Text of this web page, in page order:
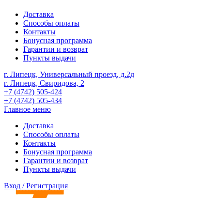
Доставка
Способы оплаты
Контакты
Бонусная программа
Гарантии и возврат
Пункты выдачи
г. Липецк, Универсальный проезд, д.2д
г. Липецк, Свиридова, 2
+7 (4742) 505-424
+7 (4742) 505-434
Главное меню
Доставка
Способы оплаты
Контакты
Бонусная программа
Гарантии и возврат
Пункты выдачи
Вход / Регистрация